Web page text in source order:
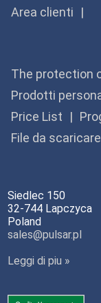
Area clienti
The protection
Prodotti
Price List
File da scaricare
Siedlec 150
32-744 Lapczyca
Poland
sales@pulsar.pl
Leggi di piu »